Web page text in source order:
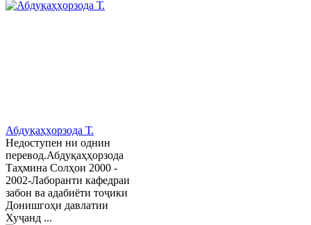
Абдуқаҳҳорзода Т.
Недоступен ни однин
перевод.Абдуқаҳҳорзода
Таҳмина Солҳои 2000 -
2002-Лаборанти кафедраи
забон ва адабиёти тоҷики
Донишгоҳи давлатии
Хуҷанд ...